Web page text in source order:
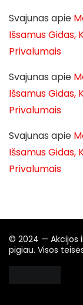
Svajunas apie
Išsamus Gidas,
Privalumais
Svajunas apie
Išsamus Gidas,
Privalumais
Svajunas apie
Išsamus Gidas,
Privalumais
© 2024 — Akcijos
pigiau. Visos